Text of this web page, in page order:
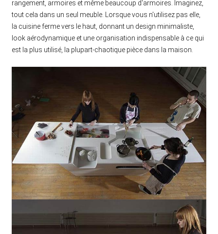
rangement, armoires et même beaucoup d'armoires. Imaginez,
tout cela dans un seul meuble. Lorsque vous n'utilisez pas elle,
la cuisine ferme vers le haut, donnant un design minimaliste,
look aérodynamique et une organisation indispensable à ce qui
est la plus utilisé, la plupart-chaotique pièce dans la maison.